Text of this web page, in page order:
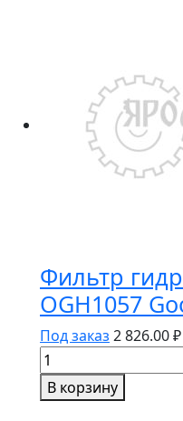
Фильтр
OGH1057
Под заказ 2 826.00
Количество
товара
Фильтр
В корзину